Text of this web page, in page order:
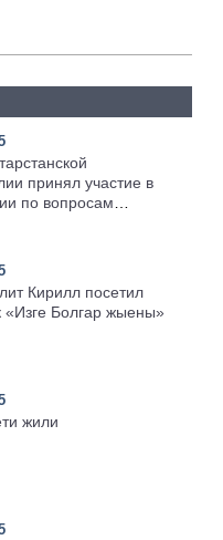
принял участие в
по вопросам
Кирилл посетил
«Изге Болгар жыены»
жили